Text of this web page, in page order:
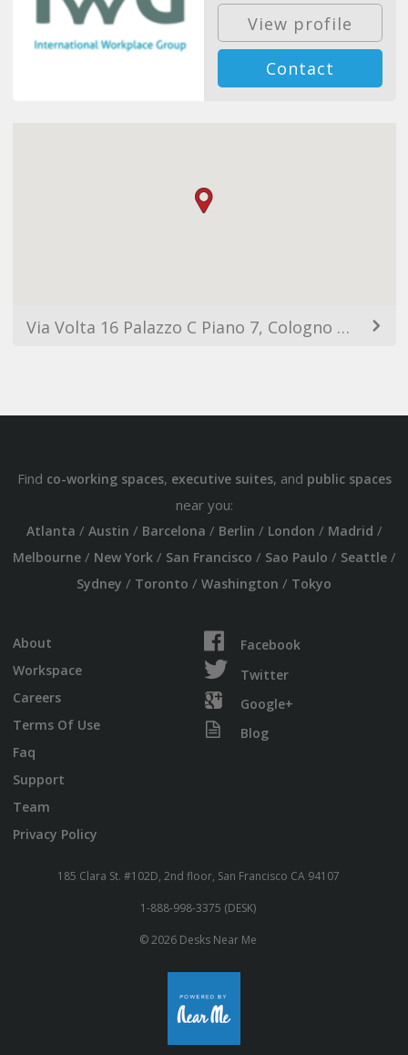
View profile
Contact
Via Volta 16 Palazzo C Piano 7, Cologno Monzese, 20093 Milan MI, Italy
Find co-working spaces, executive suites, and public spaces
near you:
Atlanta / Austin / Barcelona / Berlin / London / Madrid /
Melbourne/ New York/ San Francisco / Sao Paulo / Seattle/
Sydney / Toronto / Washington / Tokyo
About
Workspace
Careers
Terms Of Use
Faq
Support
Team
Privacy Policy
Facebook
Twitter
Google+
Blog
185 Clara St. #102D, 2nd floor, San Francisco CA 94107
1-888-998-3375 (DESK)
© 2026 Desks Near Me